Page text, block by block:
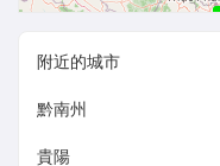
附近的城市
黔南州
貴陽